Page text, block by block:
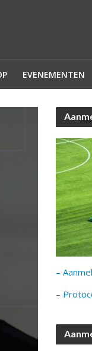
EVENEMENTEN
–
–